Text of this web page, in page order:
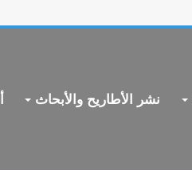
نشر الأطاريح والأبحاث